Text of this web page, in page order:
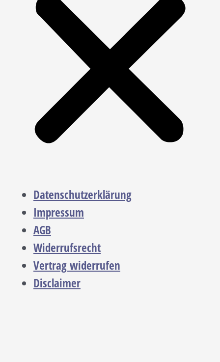
Datenschutzerklärung
Impressum
AGB
Widerrufsrecht
Vertrag widerrufen
Disclaimer